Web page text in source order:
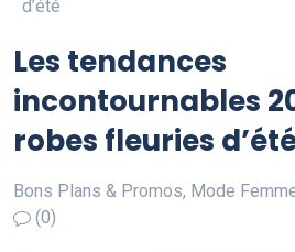
d’été
Les tendances
incontournables
robes fleuries
Bons Plans & Promos, Mode
(0)